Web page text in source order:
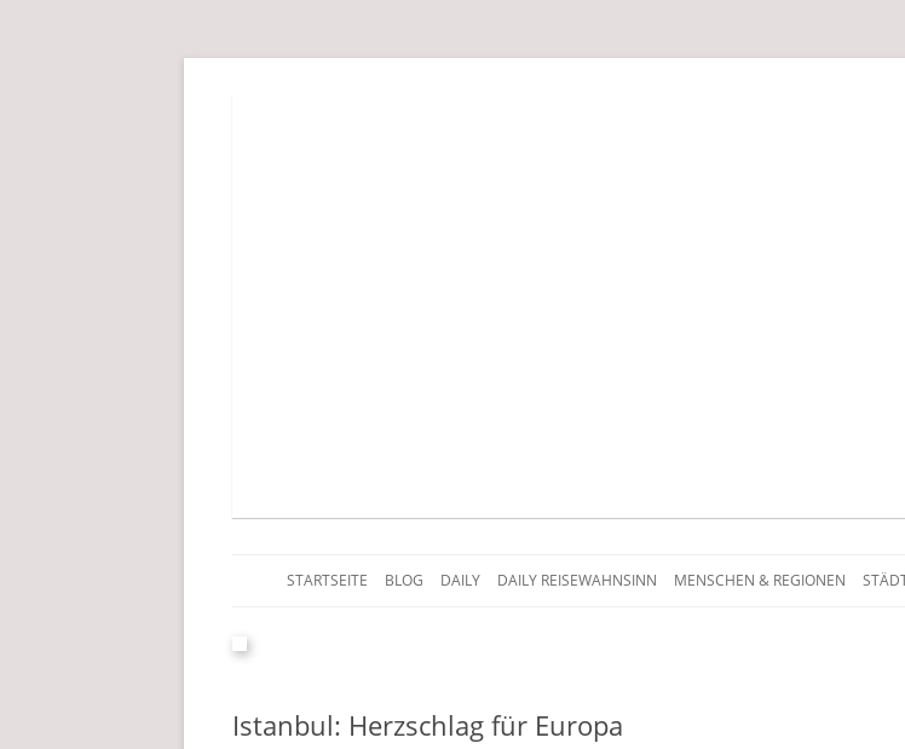
Paettkes News
Der Edelfedern Reiseblog – Die ganze Welt auf einen
STARTSEITE BLOG DAILY DAILY REISEWAHNSINN MENSCHEN & REGIONEN
Istanbul: Herzschlag für Europa